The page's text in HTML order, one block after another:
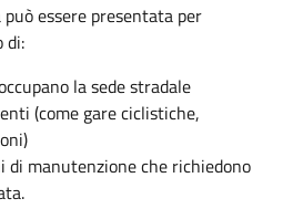
essere presentata per
di:
la sede stradale
(come gare ciclistiche,
di manutenzione che richiedono